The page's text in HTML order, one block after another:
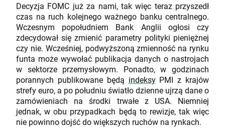
Decyzja FOMC już za nami, tak więc teraz przyszedł
czas na ruch kolejnego ważnego banku centralnego.
Wczesnym popołudniem Bank Anglii ogłosi czy
zdecydował się zmienić parametry polityki pieniężnej
czy nie. Wcześniej, podwyższoną zmienność na rynku
funta może wywołać publikacja danych o nastrojach
w sektorze przemysłowym. Ponadto, w godzinach
porannych publikowane będą indeksyPMI z krajów
strefy euro, a po południu światło dzienne ujrzą dane o
zamówieniach na środki trwałe z USA. Niemniej
jednak, w obu przypadkach będą to rewizje, tak więc
nie powinno dojść do większych ruchów na rynkach.